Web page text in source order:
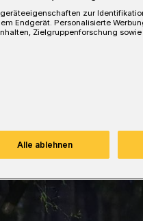
zur
Endgerät. Personalisierte
Zielgruppenforschung
Alle ablehnen